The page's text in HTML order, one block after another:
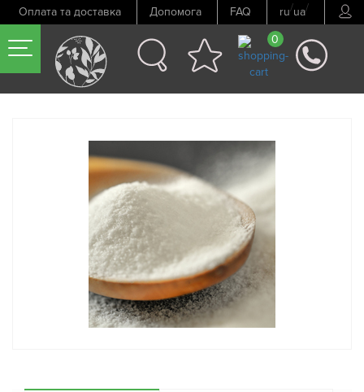
Оплата та доставка Допомога FAQ ru/ua/
0
Попередній товар Наступний товар